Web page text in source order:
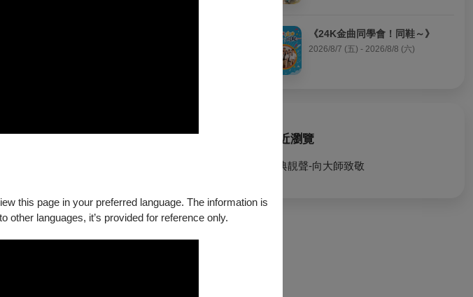
this page in your preferred language. The information is
other languages, it’s provided for reference only.
《24K金曲同學會！同鞋～》
2026/8/7 (五) - 2026/8/8 (六)
最近瀏覽
古典靚聲-向大師致敬